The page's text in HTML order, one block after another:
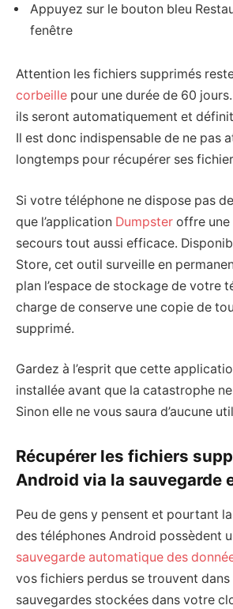
Appuyez sur le bouton bleu
fenêtre
Attention les fichiers supprimés
corbeille pour une durée de 60
ils seront automatiquement et
Il est donc indispensable de ne pas
longtemps pour récupérer ses
Si votre téléphone ne dispose pas
que l’application Dumpster offre
secours tout aussi efficace.
Store, cet outil surveille en
plan l’espace de stockage de votre
charge de conserve une copie de
supprimé.
Gardez à l’esprit que cette
installée avant que la catastrophe
Sinon elle ne vous saura d’aucune
Récupérer les fichiers
Android via la sauvegarde
Peu de gens y pensent et pourtant
des téléphones Android possèdent
sauvegarde automatique des
vos fichiers perdus se trouvent dans
sauvegardes stockées dans votre